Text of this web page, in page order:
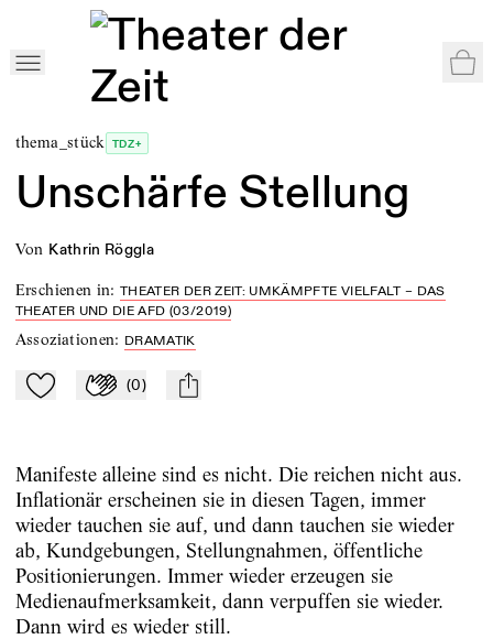
Shop >
thema_stück TDZ+
Unschärfe Stellung
von Kathrin Röggla
Erschienen in:THEATER DER ZEIT: UMKÄMPFTE VIELFALT – DAS
THEATER UND DIE AFD (03/2019)
Assoziationen: DRAMATIK
Zu Mein-TdZ hinzufügen
Applaudieren
(0) mail
Manifeste alleine sind es nicht. Die reichen nicht aus.
Inflationär erscheinen sie in diesen Tagen, immer
wieder tauchen sie auf, und dann tauchen sie wieder
ab, Kundgebungen, Stellungnahmen, öffentliche
Positionierungen. Immer wieder erzeugen sie
Medienaufmerksamkeit, dann verpuffen sie wieder.
Dann wird es wieder still.